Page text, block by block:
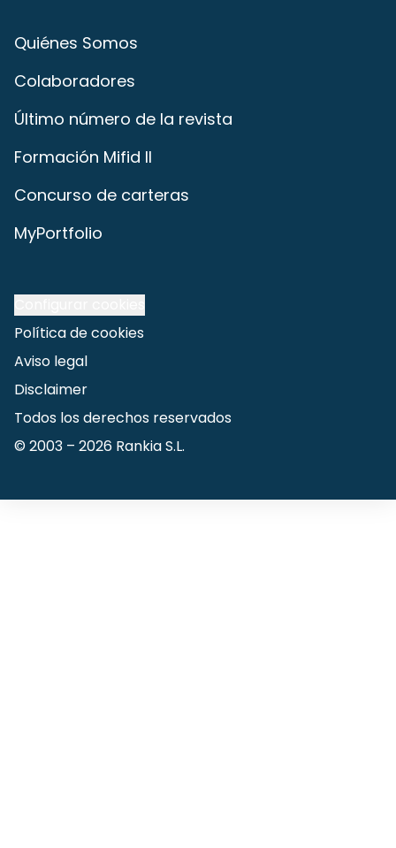
Quiénes Somos
Colaboradores
Último número de la revista
Formación Mifid II
Concurso de carteras
MyPortfolio
Política de cookies
Aviso legal
Disclaimer
Todos los derechos reservados
© 2003 – 2026 Rankia S.L.